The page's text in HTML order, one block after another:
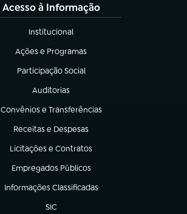
Acesso à Informação
Institucional
(abre em nova aba)
Ações e Programas
(abre em nova aba)
Participação Social
(abre em nova aba)
Auditorias
(abre em nova aba)
Convênios e Transferências
(abre em nova aba)
Receitas e Despesas
(abre em nova aba)
Licitações e Contratos
(abre em nova aba)
Empregados Públicos
(abre em nova aba)
Informações Classificadas
(abre em nova aba)
SIC
(abre em nova aba)